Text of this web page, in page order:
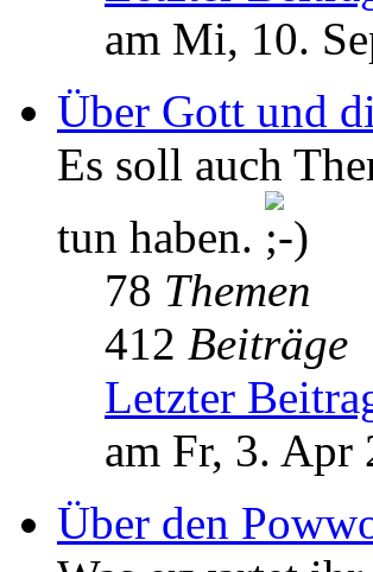
am Mi, 10.
Über Gott und
Es soll auch
tun haben.
78 Themen
412 Beiträge
Letzter
am Fr, 3. Apr
Über den